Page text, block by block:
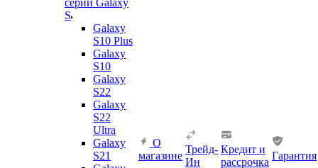
серии Galaxy
S
Galaxy
S10 Plus
Galaxy
S10
Galaxy
S22
Galaxy
S22
Ultra
Galaxy
S21
О
магазине
Трейд-
Ин
Кредит и
рассрочка
Гарантия